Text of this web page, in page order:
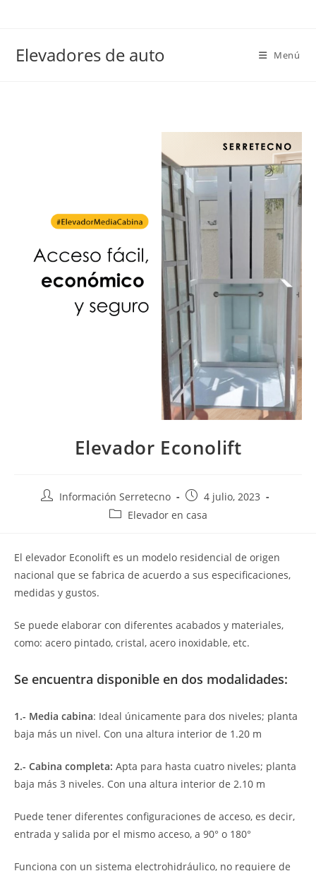
Elevadores de auto Menú
Elevador Econolift
Información Serretecno
4 julio, 2023
Elevador en casa
El elevador Econolift es un modelo residencial de origen
nacional que se fabrica de acuerdo a sus especificaciones,
medidas y gustos.
Se puede elaborar con diferentes acabados y materiales,
como: acero pintado, cristal, acero inoxidable, etc.
Se encuentra disponible en dos modalidades:
1.- Media cabina: Ideal únicamente para dos niveles; planta
baja más un nivel. Con una altura interior de 1.20 m
2.- Cabina completa: Apta para hasta cuatro niveles; planta
baja más 3 niveles. Con una altura interior de 2.10 m
Puede tener diferentes configuraciones de acceso, es decir,
entrada y salida por el mismo acceso, a 90° o 180°
Funciona con un sistema electrohidráulico, no requiere de